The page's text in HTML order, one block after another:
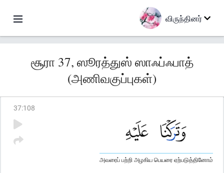
விருந்தினர்
சூரா 37, ஸூரத்துஸ் ஸாஃப்ஃபாத்
(அணிவகுப்புகள்)
37:108
அவரைப் பற்றி அழகிய பெயரை ஏற்படுத்தினோம்